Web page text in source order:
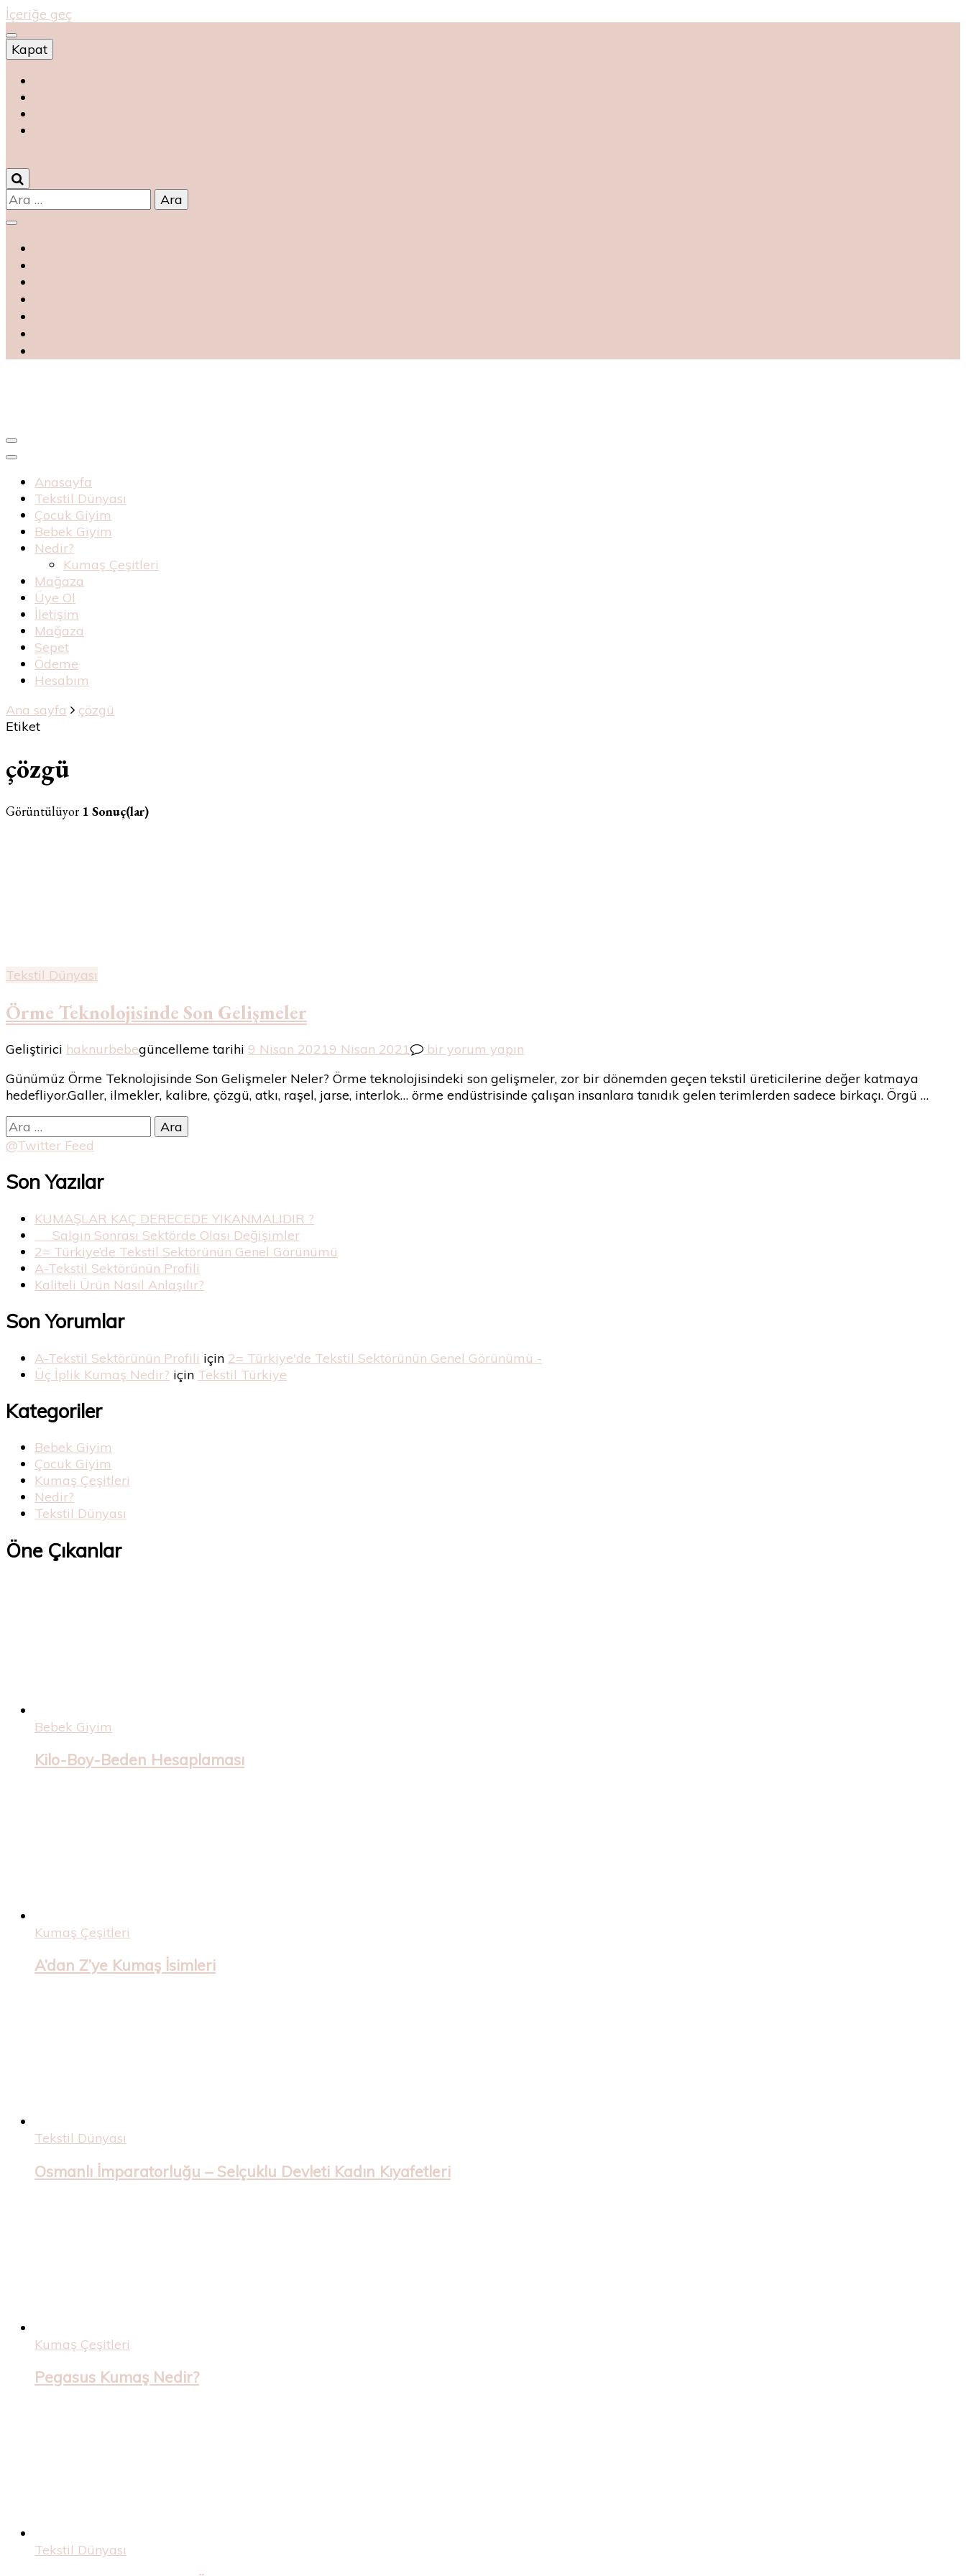
İçeriğe geç
Kapat
Arama:
Haknur Bebe
Anasayfa
Tekstil Dünyası
Çocuk Giyim
Bebek Giyim
Nedir?
Kumaş Çeşitleri
Mağaza
Üye Ol
İletişim
Mağaza
Sepet
Ödeme
Hesabım
Ana sayfa
çözgü
Etiket
çözgü
Görüntülüyor 1 Sonuç(lar)
Tekstil Dünyası
Örme Teknolojisinde Son Gelişmeler
Geliştirici haknurbebegüncelleme tarihi 9 Nisan 20219 Nisan 2021
Örme
Son
Gelişmeler
bir yorum yapın
Günümüz Örme Teknolojisinde Son Gelişmeler Neler? Örme teknolojisindeki son gelişmeler, zor bir dönemden geçen tekstil üreticilerine değer katmaya
hedefliyor.Galler, ilmekler, kalibre, çözgü, atkı, raşel, jarse, interlok… örme endüstrisinde çalışan insanlara tanıdık gelen terimlerden sadece birkaçı. Örgü …
Arama:
@Twitter Feed
Son Yazılar
KUMAŞLAR KAÇ DERECEDE YIKANMALIDIR ?
Salgın Sonrası Sektörde Olası Değişimler
2= Türkiye’de Tekstil Sektörünün Genel Görünümü
A-Tekstil Sektörünün Profili
Kaliteli Ürün Nasıl Anlaşılır?
Son Yorumlar
A-Tekstil Sektörünün Profili için 2= Türkiye'de Tekstil Sektörünün Genel Görünümü -
Üç İplik Kumaş Nedir? için Tekstil Türkiye
Kategoriler
Bebek Giyim
Çocuk Giyim
Kumaş Çeşitleri
Nedir?
Tekstil Dünyası
Öne Çıkanlar
Bebek Giyim
Kilo-Boy-Beden Hesaplaması
Kumaş Çeşitleri
A’dan Z’ye Kumaş İsimleri
Tekstil Dünyası
Osmanlı İmparatorluğu – Selçuklu Devleti Kadın Kıyafetleri
Kumaş Çeşitleri
Pegasus Kumaş Nedir?
Tekstil Dünyası